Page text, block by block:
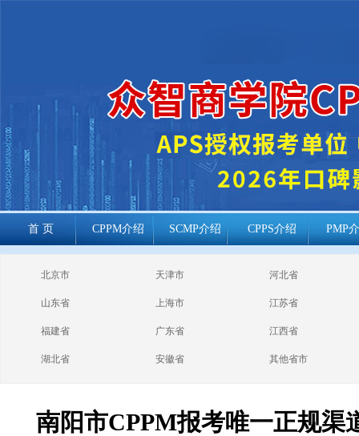
首 页 CPPM介绍 SCMP介绍 CPPS介绍 PMP
cppm报考常见
问题
北京市 天津市 河北省
山东省 上海市 江苏省
福建省 广东省 江西省
湖北省 安徽省 其他省市
南阳市CPPM报考唯一正规渠